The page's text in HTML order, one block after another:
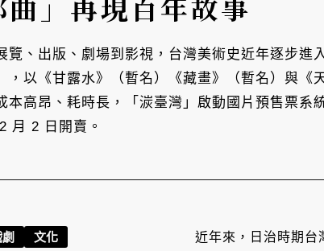
覽、出版、劇場到影視，台灣美術史近年逐步進
，以《甘露水》（暫名）《藏畫》（暫名）與《
本高昂、耗時長，「湠臺灣」啟動國片預售票系
月 2 日開賣。
近年來，日治時期台
文化